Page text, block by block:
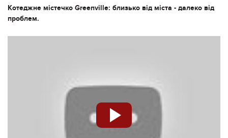
Котеджне містечко Greenville: близько від міста - далеко від
проблем.